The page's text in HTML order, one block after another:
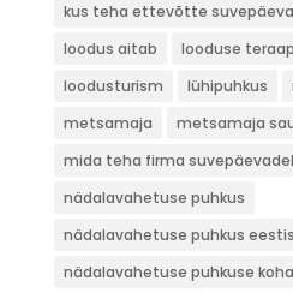
kus teha ettevõtte
loodus aitab
looduse
loodusturism
lühipuhkus
metsamaja
metsamaja
mida teha firma suvepäevadel
nädalavahetuse puhkus
nädalavahetuse puhkus eestis
nädalavahetuse puhkuse